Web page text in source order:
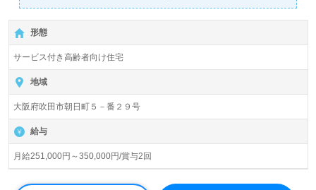
◎
【月給251,000円～350,000円/賞与2回】＊初任者研修以上
有資格者向け求人＊『吹田駅』徒歩3分。
入居定員97名（83室/全室個室）『ロイヤルホーム吹田駅
前』ハートフルケアGroup/有限会社ハートフルケア（本
社：兵庫県川西市）様の運営です。兵庫県、大阪府、京都
府、和歌山県を中心にサービス付き高齢者向け住宅、老人
ホーム、ナーシングホーム、調剤薬局事業を展開されてい
◎ホテルのような広々とした開放的な空間、きめ細やかな
介護サービスでご利用者様らしい毎日をサポートされる事
形態
サービス付き高齢者向け住宅
地域
大阪府吹田市朝日町５－番２９号
給与
月給251,000円～350,000円/賞与2回